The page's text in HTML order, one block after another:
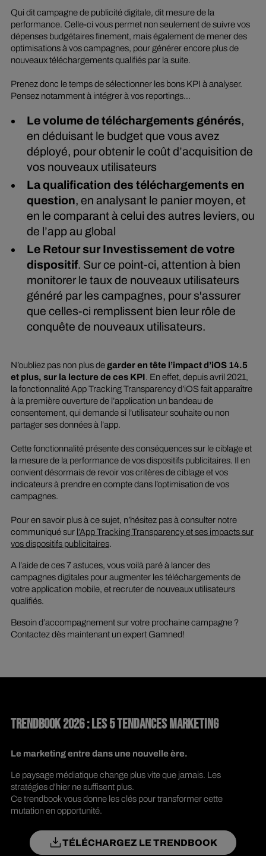
Qui dit campagne de publicité digitale, dit mesure de la
performance. Celle-ci vous permet non seulement de suivre vos
dépenses budgétaires finement, mais également de mener des
optimisations à vos campagnes, pour générer encore plus de
nouveaux téléchargements qualifiés par la suite.
Prenez donc le temps de sélectionner les bons KPI à analyser.
Pensez notamment à intégrer à vos reportings…
Le volume de téléchargements générés,
en déduisant le budget que vous avez
déployé, pour obtenir le coût d’acquisition de
vos nouveaux utilisateurs
La qualification des téléchargements en
question, en analysant le panier moyen, et
en le comparant à celui des autres leviers, ou
de l’app au global
Le Retour sur Investissement de votre
dispositif. Sur ce point-ci, attention à bien
monitorer le taux de nouveaux utilisateurs
généré par les campagnes, pour s'assurer
que celles-ci remplissent bien leur rôle de
conquête de nouveaux utilisateurs.
N’oubliez pas non plus degarder en tête l’impact d’iOS 14.5
et plus, sur la lecture de ces KPI. En effet, depuis avril 2021,
la fonctionnalité App Tracking Transparency d’iOS fait apparaître
à la première ouverture de l’application un bandeau de
consentement, qui demande si l’utilisateur souhaite ou non
partager ses données à l’app.
Cette fonctionnalité présente des conséquences sur le ciblage et
la mesure de la performance de vos dispositifs publicitaires. Il en
convient désormais de revoir vos critères de ciblage et vos
indicateurs à prendre en compte dans l’optimisation de vos
campagnes.
Pour en savoir plus à ce sujet, n’hésitez pas à consulter notre
communiqué sur l’App Tracking Transparency et ses impacts sur
vos dispositifs publicitaires.
A l’aide de ces 7 astuces, vous voilà paré à lancer des
campagnes digitales pour augmenter les téléchargements de
votre application mobile, et recruter de nouveaux utilisateurs
qualifiés.
Besoin d’accompagnement sur votre prochaine campagne ?
Contactez dès maintenant un expert Gamned!
TRENDBOOK 2026 : LES 5 TENDANCES MARKETING
Le marketing entre dans une nouvelle ère.
Le paysage médiatique change plus vite que jamais. Les
stratégies d'hier ne suffisent plus.
Ce trendbook vous donne les clés pour transformer cette
mutation en opportunité.
TÉLÉCHARGEZ LE TRENDBOOK